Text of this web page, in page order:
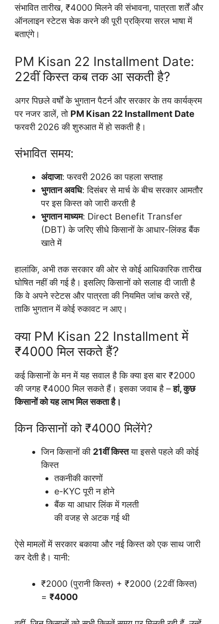
संभावित तारीख, ₹4000 मिलने की संभावना, पात्रता शर्तें और
ऑनलाइन स्टेटस चेक करने की पूरी प्रक्रिया सरल भाषा में
बताएंगे।
PM Kisan 22 Installment Date:
22वीं किस्त कब तक आ सकती है?
अगर पिछले वर्षों के भुगतान पैटर्न और सरकार के तय कार्यक्रम
पर नजर डालें, तो PM Kisan 22 Installment Date
फरवरी 2026 की शुरुआत में हो सकती है।
संभावित समय:
अंदाजा: फरवरी 2026 का पहला सप्ताह
भुगतान अवधि: दिसंबर से मार्च के बीच सरकार आमतौर
पर इस किस्त को जारी करती है
भुगतान माध्यम: Direct Benefit Transfer
(DBT) के जरिए सीधे किसानों के आधार-लिंक्ड बैंक
खाते में
हालांकि, अभी तक सरकार की ओर से कोई आधिकारिक तारीख
घोषित नहीं की गई है। इसलिए किसानों को सलाह दी जाती है
कि वे अपने स्टेटस और पात्रता की नियमित जांच करते रहें,
ताकि भुगतान में कोई रुकावट न आए।
क्या PM Kisan 22 Installment में
₹4000 मिल सकते हैं?
कई किसानों के मन में यह सवाल है कि क्या इस बार ₹2000
की जगह ₹4000 मिल सकते हैं। इसका जवाब है –हां, कुछ
किसानों को यह लाभ मिल सकता है।
किन किसानों को ₹4000 मिलेंगे?
जिन किसानों की 21वीं किस्तया इससे पहले की कोई
किस्त
तकनीकी कारणों
e-KYC पूरी न होने
बैंक या आधार लिंक में गलती
की वजह से अटक गई थी
ऐसे मामलों में सरकार बकाया और नई किस्त को एक साथ जारी
कर देती है। यानी:
₹2000 (पुरानी किस्त) + ₹2000 (22वीं किस्त)
= ₹4000